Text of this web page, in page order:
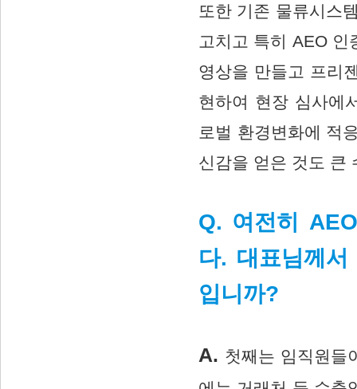
또한 기존 물류시스
고치고 특히 AEO
영상을 만들고 프리
현하여 현장 심사에
로벌 환경변화에 적
신감을 얻은 것도 큰
Q. 여전히
다. 대표님께
입니까?
A. 첫째는 임직원들